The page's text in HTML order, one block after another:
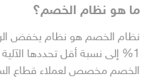
ما هو نظام الخصم؟
نظام الخصم هو نظام يخفض
1% إلى نسبة أقل تحددها
الخصم مخصص لعملاء قطاع